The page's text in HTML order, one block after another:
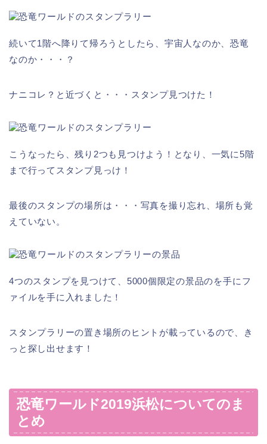
続いて1階へ降りて帰ろうとしたら、宇宙人なのか、恐竜
なのか・・・？
ナニコレ？と近づくと・・・スタンプ見つけた！
こうなったら、残り2つも見つけよう！となり、一気に5階
まで行ってスタンプ見っけ！
最後のスタンプの場所は・・・写真を撮り忘れ、場所も覚
えていない。
4つのスタンプを見つけて、5000個限定の景品のを手にフ
ァイルを手に入れました！
スタンプラリーの置き場所のヒントが載っているので、き
っと探し出せます！
恐竜ワールド2019浜松についてのま
とめ